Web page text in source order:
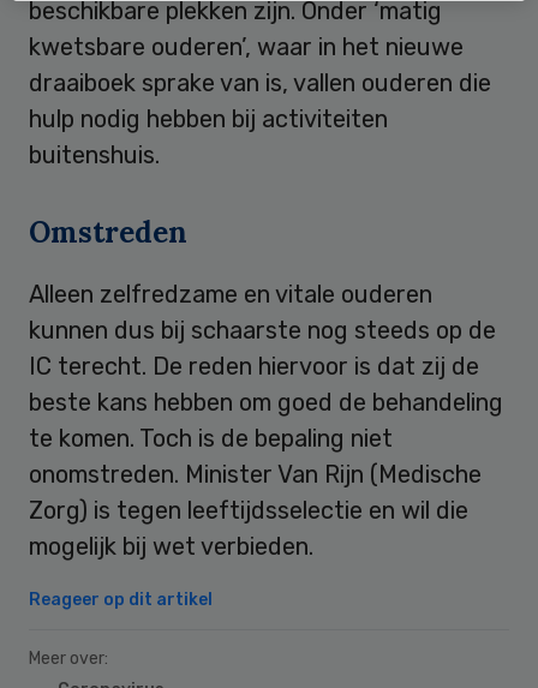
beschikbare plekken zijn. Onder ‘matig
kwetsbare ouderen’, waar in het nieuwe
draaiboek sprake van is, vallen ouderen die
hulp nodig hebben bij activiteiten
buitenshuis.
Omstreden
Alleen zelfredzame en vitale ouderen
kunnen dus bij schaarste nog steeds op de
IC terecht. De reden hiervoor is dat zij de
beste kans hebben om goed de behandeling
te komen. Toch is de bepaling niet
onomstreden. Minister Van Rijn (Medische
Zorg) is tegen leeftijdsselectie en wil die
mogelijk bij wet verbieden.
Reageer op dit artikel
Meer over: